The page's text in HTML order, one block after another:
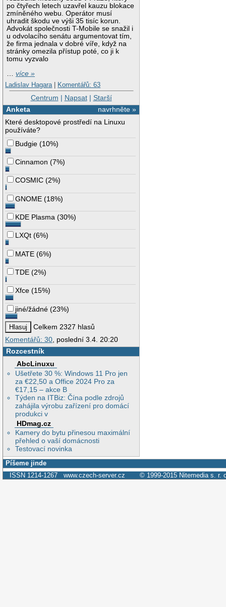
po čtyřech letech uzavřel kauzu blokace
zmíněného webu. Operátor musí
uhradit škodu ve výši 35 tisíc korun.
Advokát společnosti T-Mobile se snažil i
u odvolacího senátu argumentovat tím,
že firma jednala v dobré víře, když na
stránky omezila přístup poté, co ji k
tomu vyzvalo
…více »
Ladislav Hagara | Komentářů: 63
Centrum | Napsat| Starší
navrhněte »
Anketa
Které desktopové prostředí na Linuxu
používáte?
Budgie (10%)
Cinnamon (7%)
COSMIC (2%)
GNOME (18%)
KDE Plasma (30%)
LXQt (6%)
MATE (6%)
TDE (2%)
Xfce (15%)
jiné/žádné (23%)
Celkem 2327 hlasů
Komentářů: 30, poslední 3.4. 20:20
Rozcestník
AbcLinuxu
Ušetřete 30 %: Windows 11 Pro jen
za €22,50 a Office 2024 Pro za
€17,15 – akce B
Týden na ITBiz: Čína podle zdrojů
zahájila výrobu zařízení pro domácí
produkci v
HDmag.cz
Kamery do bytu přinesou maximální
přehled o vaší domácnosti
Testovací novinka
Píšeme jinde
ISSN 1214-1267 www.czech-server.cz © 1999-2015 Nitemedia s. r.